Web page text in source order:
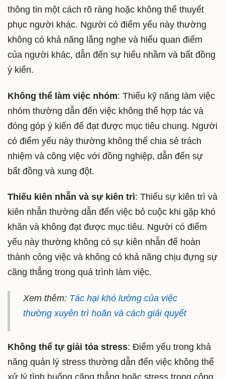
thông tin một cách rõ ràng hoặc không thể thuyết
phục người khác. Người có điểm yếu này thường
không có khả năng lắng nghe và hiểu quan điểm
của người khác, dẫn đến sự hiểu nhầm và bất đồng
ý kiến.
Không thể làm việc nhóm: Thiếu kỹ năng làm việc
nhóm thường dẫn đến việc không thể hợp tác và
đóng góp ý kiến để đạt được mục tiêu chung. Người
có điểm yếu này thường không thể chia sẻ trách
nhiệm và công việc với đồng nghiệp, dẫn đến sự
bất đồng và xung đột.
Thiếu kiên nhẫn và sự kiên trì: Thiếu sự kiên trì và
kiên nhẫn thường dẫn đến việc bỏ cuộc khi gặp khó
khăn và không đạt được mục tiêu. Người có điểm
yếu này thường không có sự kiên nhẫn để hoàn
thành công việc và không có khả năng chịu đựng sự
căng thẳng trong quá trình làm việc.
Xem thêm: Tác hại khó lường của việc
thường xuyên trì hoãn và cách giải quyết
Không thể tự giải tỏa stress: Điểm yếu trong khả
năng quản lý stress thường dẫn đến việc không thể